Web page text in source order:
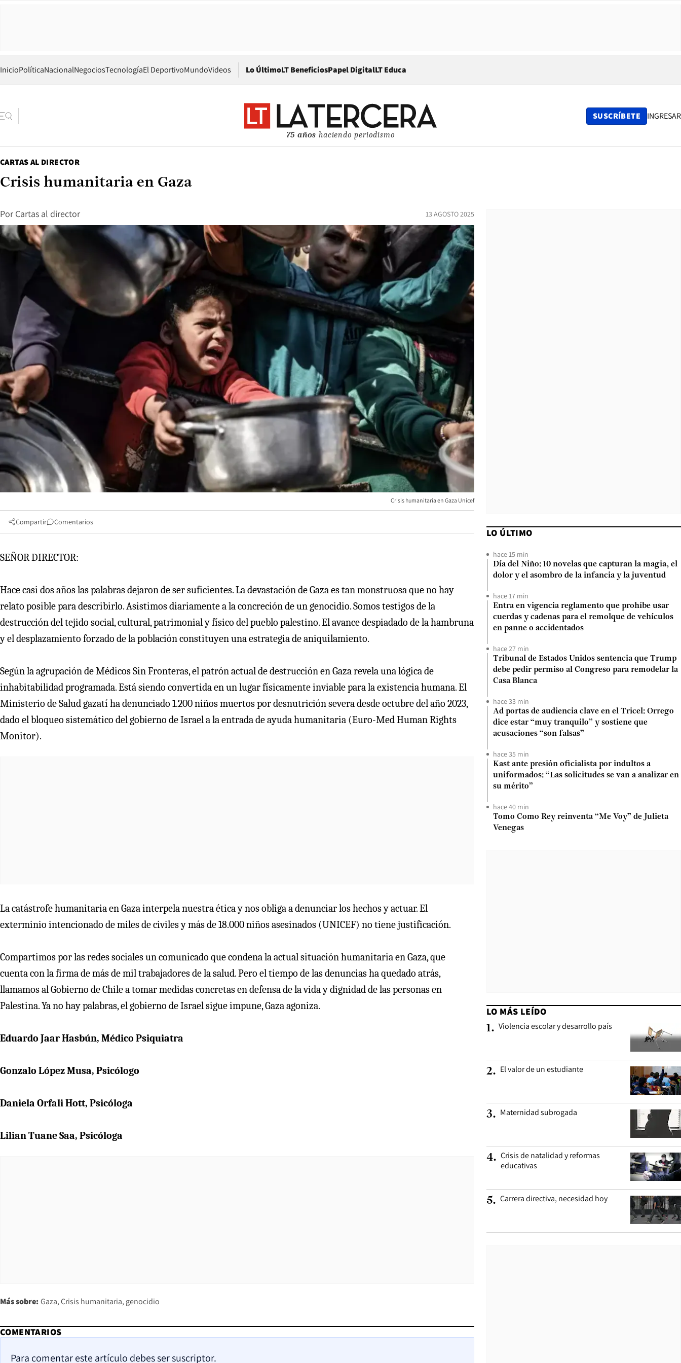
InicioPolíticaNacionalNegociosTecnologíaEl DeportivoMundoVideos Lo ÚltimoLT BeneficiosPapel DigitalOpens in new window
LT Educa
75 años haciendo periodismo
SUSCRÍBETE INGRESAR
CARTAS AL DIRECTOR
Crisis humanitaria en Gaza
Por Cartas al director 13 AGOSTO 2025
Crisis humanitaria en Gaza Unicef
Compartir Comentarios
SEÑOR DIRECTOR:
Hace casi dos años las palabras dejaron de ser suficientes. La devastación de Gaza es tan monstruosa que no hay
relato posible para describirlo. Asistimos diariamente a la concreción de un genocidio. Somos testigos de la
destrucción del tejido social, cultural, patrimonial y físico del pueblo palestino. El avance despiadado de la hambruna
y el desplazamiento forzado de la población constituyen una estrategia de aniquilamiento.
Según la agrupación de Médicos Sin Fronteras, el patrón actual de destrucción en Gaza revela una lógica de
inhabitabilidad programada. Está siendo convertida en un lugar físicamente inviable para la existencia humana. El
Ministerio de Salud gazatí ha denunciado 1.200 niños muertos por desnutrición severa desde octubre del año 2023,
dado el bloqueo sistemático del gobierno de Israel a la entrada de ayuda humanitaria (Euro-Med Human Rights
Monitor).
La catástrofe humanitaria en Gaza interpela nuestra ética y nos obliga a denunciar los hechos y actuar. El
exterminio intencionado de miles de civiles y más de 18.000 niños asesinados (UNICEF) no tiene justificación.
Compartimos por las redes sociales un comunicado que condena la actual situación humanitaria en Gaza, que
cuenta con la firma de más de mil trabajadores de la salud. Pero el tiempo de las denuncias ha quedado atrás,
llamamos al Gobierno de Chile a tomar medidas concretas en defensa de la vida y dignidad de las personas en
Palestina. Ya no hay palabras, el gobierno de Israel sigue impune, Gaza agoniza.
Eduardo Jaar Hasbún, Médico Psiquiatra
Gonzalo López Musa, Psicólogo
Daniela Orfali Hott, Psicóloga
Lilian Tuane Saa, Psicóloga
Más sobre: Gaza Crisis humanitaria genocidio
COMENTARIOS
Para comentar este artículo debes ser suscriptor.
LO ÚLTIMO
hace 15 min
Día del Niño: 10 novelas que capturan la magia, el
dolor y el asombro de la infancia y la juventud
hace 17 min
Entra en vigencia reglamento que prohíbe usar
cuerdas y cadenas para el remolque de vehículos
en panne o accidentados
hace 27 min
Tribunal de Estados Unidos sentencia que Trump
debe pedir permiso al Congreso para remodelar la
Casa Blanca
hace 33 min
Ad portas de audiencia clave en el Tricel: Orrego
dice estar “muy tranquilo” y sostiene que
acusaciones “son falsas”
hace 35 min
Kast ante presión oficialista por indultos a
uniformados: “Las solicitudes se van a analizar en
su mérito”
hace 40 min
Tomo Como Rey reinventa “Me Voy” de Julieta
Venegas
LO MÁS LEÍDO
1. Violencia escolar y desarrollo país
2. El valor de un estudiante
3. Maternidad subrogada
4. Crisis de natalidad y reformas
educativas
5. Carrera directiva, necesidad hoy